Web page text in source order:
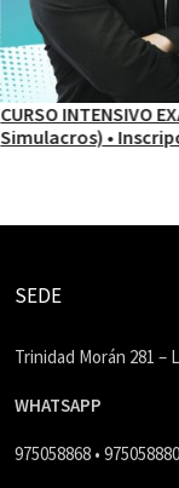
CURSO INTENSIVO
Simulacros) •
SEDE
Trinidad Morán 281 –
WHATSAPP
975058868 •